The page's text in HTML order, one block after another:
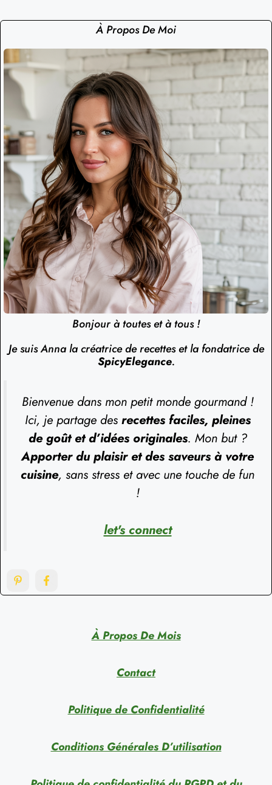
À Propos De Moi
Bonjour à toutes et à tous !
Je suis Anna la créatrice de recettes et la fondatrice de
SpicyElegance.
Bienvenue dans mon petit monde gourmand !
Ici, je partage des recettes faciles, pleines
de goût et d’idées originales. Mon but ?
Apporter du plaisir et des saveurs à votre
cuisine, sans stress et avec une touche de fun
!
let's connect
À Propos De Mois
Contact
Politique de Confidentialité
Conditions Générales D’utilisation